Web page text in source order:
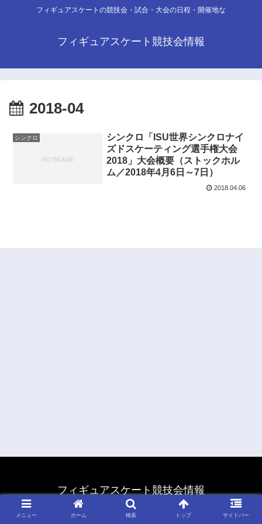
フィギュアスケートの競技会・試合・大会の日程・開催地な
フィギュアスケート競技会情報
2018-04
シンクロ
シンクロ「ISU世界シンクロナイ
ズドスケーティング選手権大会
2018」大会概要（ストックホル
ム／2018年4月6日～7日）
2018.04.06
フィギュアスケート競技会情報
© 2011 フィギュアスケート競技会情報.
メニュー ホーム 検索 トップ サイドバー